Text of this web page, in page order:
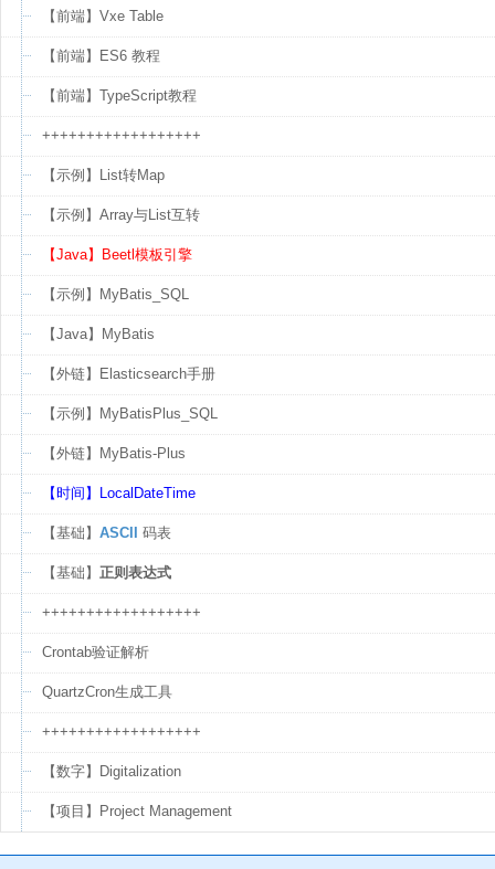
【前端】Vxe Table
【前端】ES6 教程
【前端】TypeScript教程
++++++++++++++++++
【示例】List转Map
【示例】Array与List互转
【Java】Beetl模板引擎
【示例】MyBatis_SQL
【Java】MyBatis
【外链】Elasticsearch手册
【示例】MyBatisPlus_SQL
【外链】MyBatis-Plus
【时间】LocalDateTime
【基础】 ASCII 码表
【基础】 正则表达式
++++++++++++++++++
Crontab验证解析
QuartzCron生成工具
++++++++++++++++++
【数字】Digitalization
【项目】Project Management